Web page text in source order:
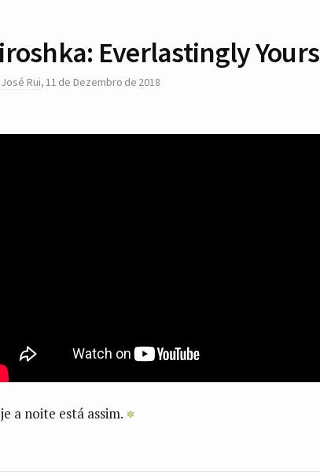
Everlastingly Yours
José Rui,11 de Dezembro de 2018
a noite está assim.